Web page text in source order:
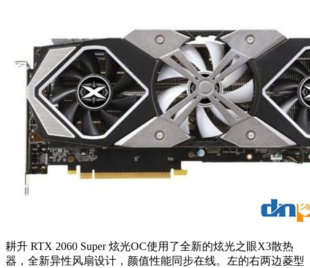
耕升 RTX 2060 Super 炫光OC使用了全新的炫光之眼X3散热
器，全新异性风扇设计，颜值性能同步在线。左的右两边菱型